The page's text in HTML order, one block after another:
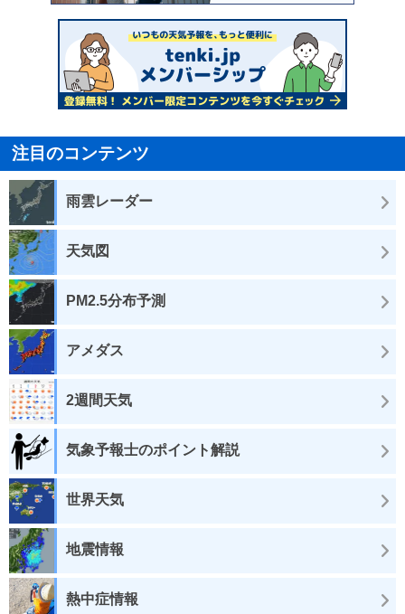
注目のコンテンツ
雨雲レーダー
天気図
PM2.5分布予測
アメダス
2週間天気
気象予報士のポイント解説
世界天気
地震情報
熱中症情報